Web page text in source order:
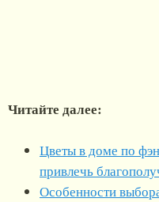
Читайте далее:
Цветы в доме по
привлечь
Особенности